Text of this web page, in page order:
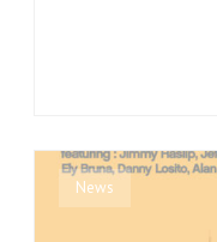
News